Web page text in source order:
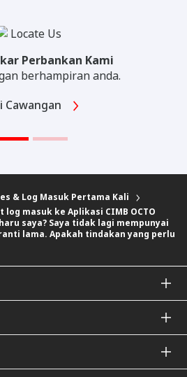
Perbankan Kami
berhampiran anda.
Cawangan
& Log Masuk Pertama Kali
masuk ke Aplikasi CIMB OCTO
saya? Saya tidak lagi mempunyai
lama. Apakah tindakan yang perlu